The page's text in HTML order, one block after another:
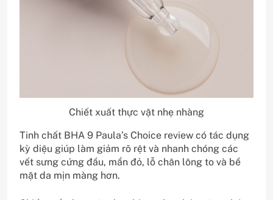
Chiết xuất thực vật nhẹ nhàng
Tinh chất BHA 9 Paula’s Choice review có tác dụng
kỳ diệu giúp làm giảm rõ rệt và nhanh chóng các
vết sưng cứng đầu, mẩn đỏ, lỗ chân lông to và bề
mặt da mịn màng hơn.